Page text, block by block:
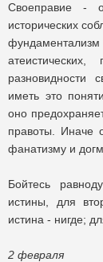
Своеправие -
исторических
разновидности
иметь это
оно
правоты. Иначе
фанатизму и
Бойтесь
истины, для
истина - нигде;
2 февраля